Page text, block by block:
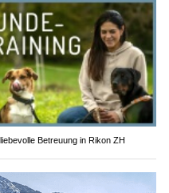
Betreuung in Rikon ZH